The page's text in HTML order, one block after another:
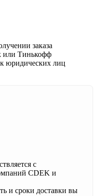
заказа
или Тинькофф
юридических лиц
с
CDEK и
и сроки доставки вы